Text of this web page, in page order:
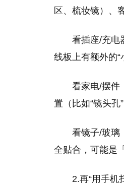
区、梳妆镜）、
看插座/充电
线板上有额外的“
看家电/摆件
置（比如“镜头
看镜子/玻璃
全贴合，可能是
2.再“用手机